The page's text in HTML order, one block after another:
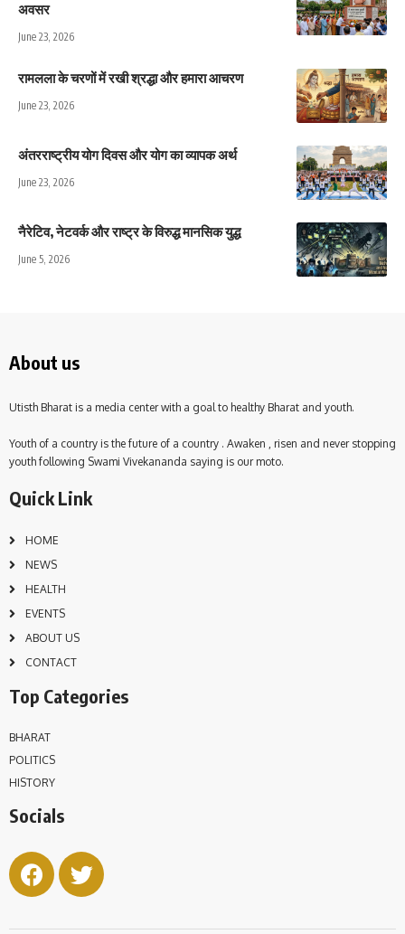
अवसर
June 23, 2026
रामलला के चरणों में रखी श्रद्धा और हमारा आचरण
June 23, 2026
अंतरराष्ट्रीय योग दिवस और योग का व्यापक अर्थ
June 23, 2026
नैरेटिव, नेटवर्क और राष्ट्र के विरुद्ध मानसिक युद्ध
June 5, 2026
About us
Utisth Bharat is a media center with a goal to healthy Bharat and youth.
Youth of a country is the future of a country . Awaken , risen and never stopping
youth following Swami Vivekananda saying is our moto.
Quick Link
HOME
NEWS
HEALTH
EVENTS
ABOUT US
CONTACT
Top Categories
BHARAT
POLITICS
HISTORY
Socials